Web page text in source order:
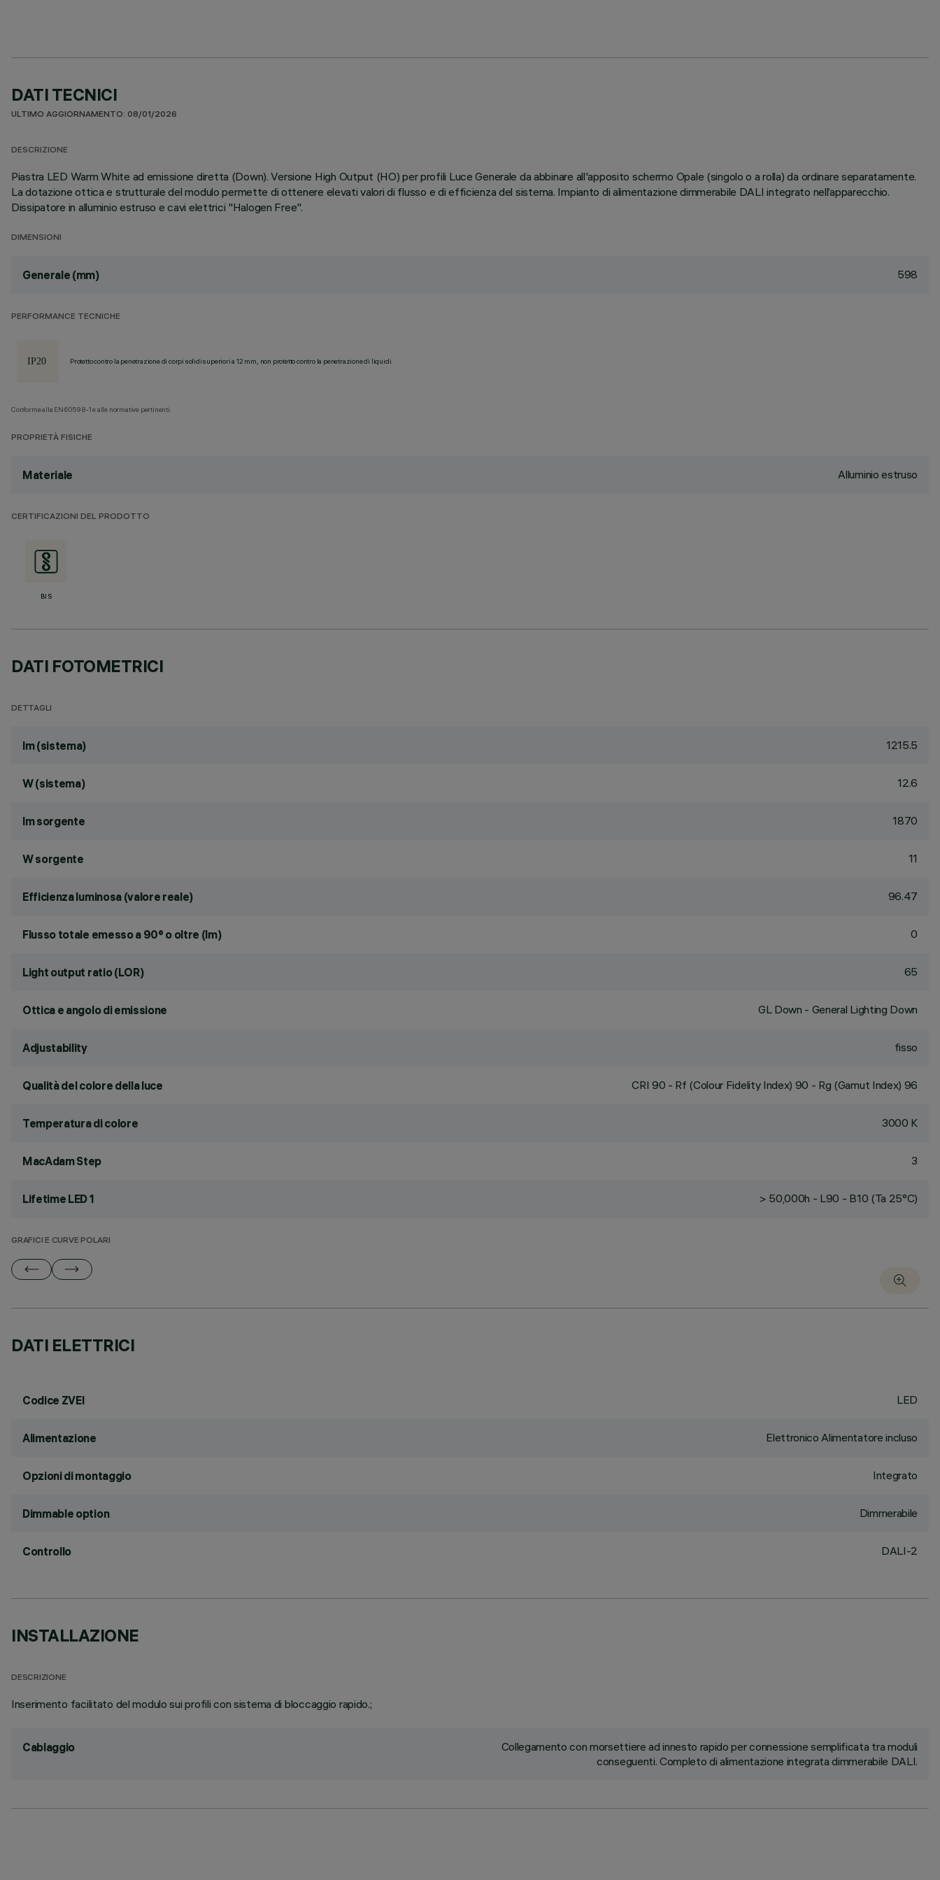
DATI TECNICI
ULTIMO AGGIORNAMENTO: 08/01/2026
DESCRIZIONE
Piastra LED Warm White ad emissione diretta (Down). Versione High Output (HO) per profili Luce Generale da abbinare all'apposito schermo Opale (singolo o a rolla) da ordinare separatamente.
La dotazione ottica e strutturale del modulo permette di ottenere elevati valori di flusso e di efficienza del sistema. Impianto di alimentazione dimmerabile DALI integrato nell’apparecchio.
Dissipatore in alluminio estruso e cavi elettrici "Halogen Free".
DIMENSIONI
Generale (mm) 598
PERFORMANCE TECNICHE
Protetto contro la penetrazione di corpi solidi superiori a 12 mm, non protetto contro la penetrazione di liquidi.
Conforme alla EN60598-1 e alle normative pertinenti.
PROPRIETÀ FISICHE
Materiale Alluminio estruso
CERTIFICAZIONI DEL PRODOTTO
BIS
DATI FOTOMETRICI
DETTAGLI
lm (sistema) 1215.5
W (sistema) 12.6
lm sorgente 1870
W sorgente 11
Efficienza luminosa (valore reale) 96.47
Flusso totale emesso a 90° o oltre (lm) 0
Light output ratio (LOR) 65
Ottica e angolo di emissione GL Down - General Lighting Down
Adjustability fisso
Qualità del colore della luce CRI 90 - Rf (Colour Fidelity Index) 90 - Rg (Gamut Index) 96
Temperatura di colore 3000 K
MacAdam Step 3
Lifetime LED 1 > 50,000h - L90 - B10 (Ta 25°C)
GRAFICI E CURVE POLARI
DATI ELETTRICI
Codice ZVEI LED
Alimentazione Elettronico Alimentatore incluso
Opzioni di montaggio Integrato
Dimmable option Dimmerabile
Controllo DALI-2
INSTALLAZIONE
DESCRIZIONE
Inserimento facilitato del modulo sui profili con sistema di bloccaggio rapido.;
Cablaggio
Collegamento con morsettiere ad innesto rapido per connessione semplificata tra moduli
conseguenti. Completo di alimentazione integrata dimmerabile DALI.